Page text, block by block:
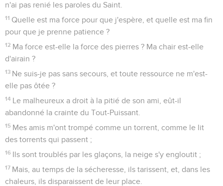
n'ai pas renié les paroles du Saint.
11 Quelle est ma force pour que j'espère, et quelle est ma fin
pour que je prenne patience ?
12 Ma force est-elle la force des pierres ? Ma chair est-elle
d'airain ?
13 Ne suis-je pas sans secours, et toute ressource ne m'est-
elle pas ôtée ?
14 Le malheureux a droit à la pitié de son ami, eût-il
abandonné la crainte du Tout-Puissant.
15 Mes amis m'ont trompé comme un torrent, comme le lit
des torrents qui passent ;
16 Ils sont troublés par les glaçons, la neige s'y engloutit ;
17 Mais, au temps de la sécheresse, ils tarissent, et, dans les
chaleurs, ils disparaissent de leur place.